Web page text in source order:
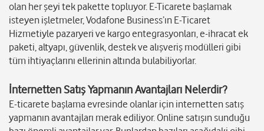
olan her şeyi tek pakette topluyor. E-Ticarete başlamak
isteyen işletmeler, Vodafone Business’ın E-Ticaret
Hizmetiyle pazaryeri ve kargo entegrasyonları, e-ihracat ek
paketi, altyapı, güvenlik, destek ve alışveriş modülleri gibi
tüm ihtiyaçlarını ellerinin altında bulabiliyorlar.
İnternetten Satış Yapmanın Avantajları Nelerdir?
E-ticarete başlama evresinde olanlar için internetten satış
yapmanın avantajları merak ediliyor. Online satışın sunduğu